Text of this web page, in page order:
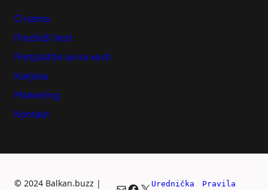
O nama
Predloži Vest
Pretplatite se na vesti
Karijera
Marketing
Kontakt
© 2024 Balkan.buzz | Urednička Pravila